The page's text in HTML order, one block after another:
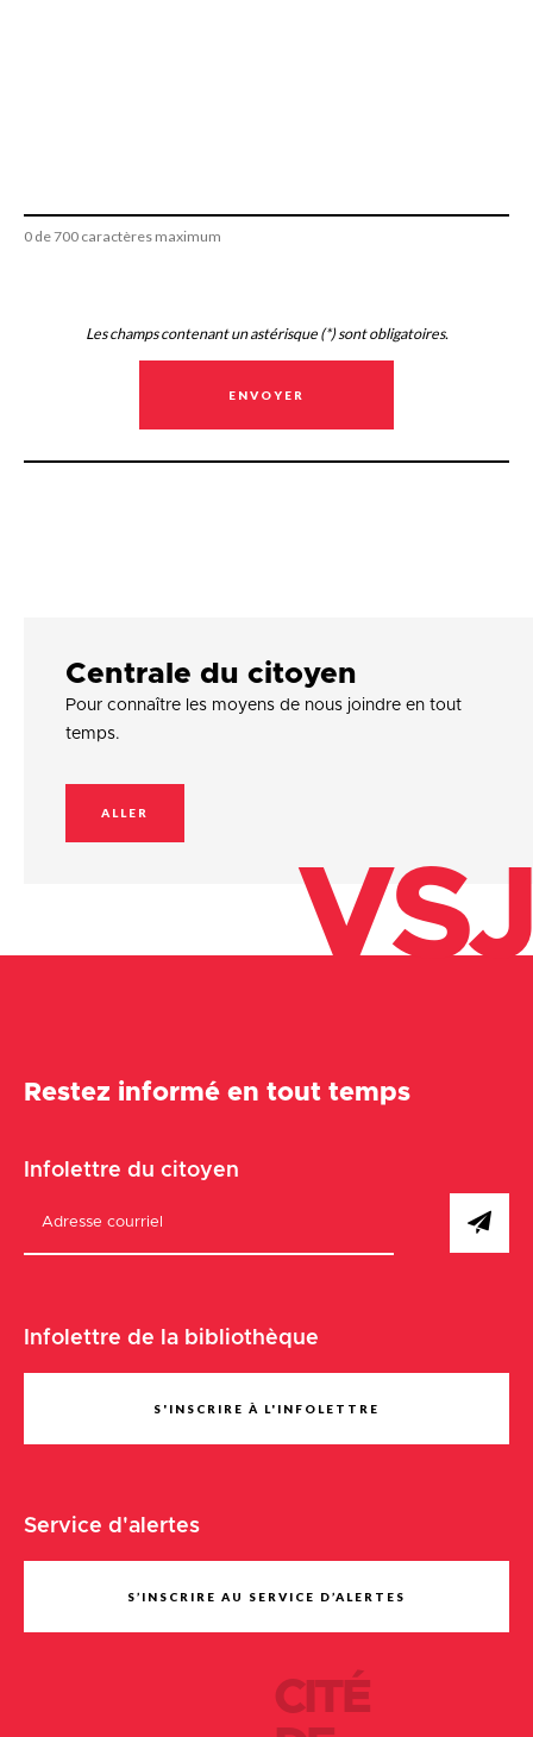
0 de 700 caractères maximum
Les champs contenant un astérisque (*) sont obligatoires.
ENVOYER
Centrale du citoyen
Pour connaître les moyens de nous joindre en tout
temps.
ALLER
VSJ
CITÉ
Restez informé en tout temps
Infolettre du citoyen
Infolettre de la bibliothèque
S'INSCRIRE À L'INFOLETTRE
Service d'alertes
S’INSCRIRE AU SERVICE D’ALERTES